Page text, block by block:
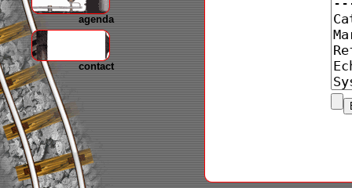
agenda
contact